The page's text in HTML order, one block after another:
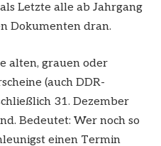
Letzte alle ab Jahrgang
Dokumenten dran.
alten, grauen oder
(auch DDR-
31. Dezember
Bedeutet: Wer noch so
einen Termin